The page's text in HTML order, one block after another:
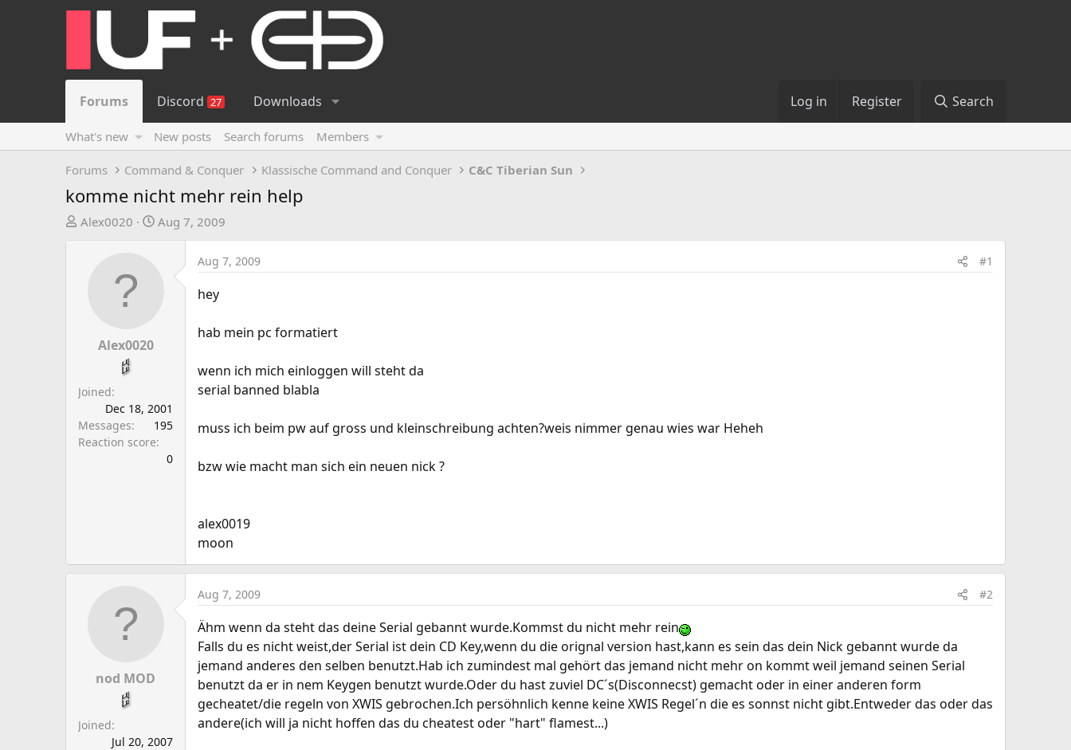
Forums Discord 27 Downloads Log in Register Search
What's new New posts Search forums Members
Forums Command & Conquer Klassische Command and Conquer C&C Tiberian Sun
komme nicht mehr rein help
T
t
r
Alex0020
S
Aug 7, 2009
Alex0020
Joined
Dec 18, 2001
Messages
195
Reaction score
0
Aug 7, 2009 #1
hey
hab mein pc formatiert
wenn ich mich einloggen will steht da
serial banned blabla
muss ich beim pw auf gross und kleinschreibung achten?weis nimmer genau wies war Heheh
bzw wie macht man sich ein neuen nick ?
alex0019
moon
nod MOD
Joined
Jul 20, 2007
Aug 7, 2009 #2
Ähm wenn da steht das deine Serial gebannt wurde.Kommst du nicht mehr rein
Falls du es nicht weist,der Serial ist dein CD Key,wenn du die orignal version hast,kann es sein das dein Nick gebannt wurde da
jemand anderes den selben benutzt.Hab ich zumindest mal gehört das jemand nicht mehr on kommt weil jemand seinen Serial
benutzt da er in nem Keygen benutzt wurde.Oder du hast zuviel DC´s(Disconnecst) gemacht oder in einer anderen form
gecheatet/die regeln von XWIS gebrochen.Ich persöhnlich kenne keine XWIS Regel´n die es sonnst nicht gibt.Entweder das oder das
andere(ich will ja nicht hoffen das du cheatest oder "hart" flamest...)